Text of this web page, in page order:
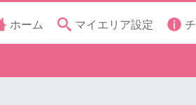
ホーム マイエリア設定